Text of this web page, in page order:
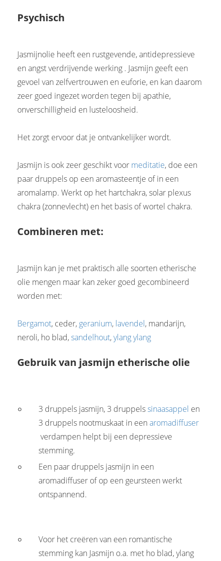
Psychisch
Jasmijnolie heeft een rustgevende, antidepressieve
en angst verdrijvende werking . Jasmijn geeft een
gevoel van zelfvertrouwen en euforie, en kan daarom
zeer goed ingezet worden tegen bij apathie,
onverschilligheid en lusteloosheid.
Het zorgt ervoor dat je ontvankelijker wordt.
Jasmijn is ook zeer geschikt voor meditatie, doe een
paar druppels op een aromasteentje of in een
aromalamp. Werkt op het hartchakra, solar plexus
chakra (zonnevlecht) en het basis of wortel chakra.
Combineren met:
Jasmijn kan je met praktisch alle soorten etherische
olie mengen maar kan zeker goed gecombineerd
worden met:
Bergamot, ceder, geranium, lavendel, mandarijn,
neroli, ho blad,sandelhout,ylang ylang
Gebruik van jasmijn etherische olie
3 druppels jasmijn, 3 druppelssinaasappel en
3 druppels nootmuskaat in eenaromadiffuser
verdampen helpt bij een depressieve
stemming.
Een paar druppels jasmijn in een
aromadiffuser of op een geursteen werkt
ontspannend.
Voor het creëren van een romantische
stemming kan Jasmijn o.a. met ho blad, ylang